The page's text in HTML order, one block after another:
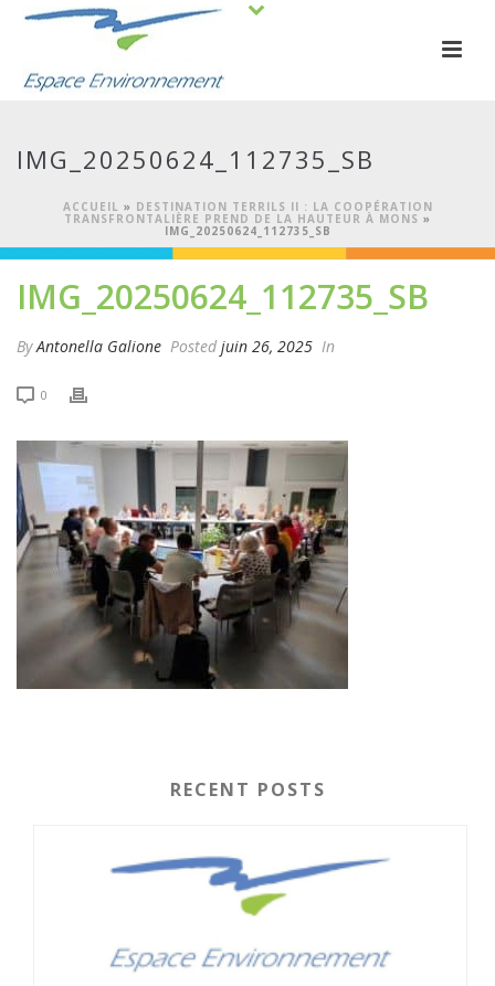
IMG_20250624_112735_SB
ACCUEIL » DESTINATION TERRILS II : LA COOPÉRATION
TRANSFRONTALIÈRE PREND DE LA HAUTEUR À MONS »
IMG_20250624_112735_SB
IMG_20250624_112735_SB
ByAntonella Galione Posted juin 26, 2025 In
0
RECENT POSTS